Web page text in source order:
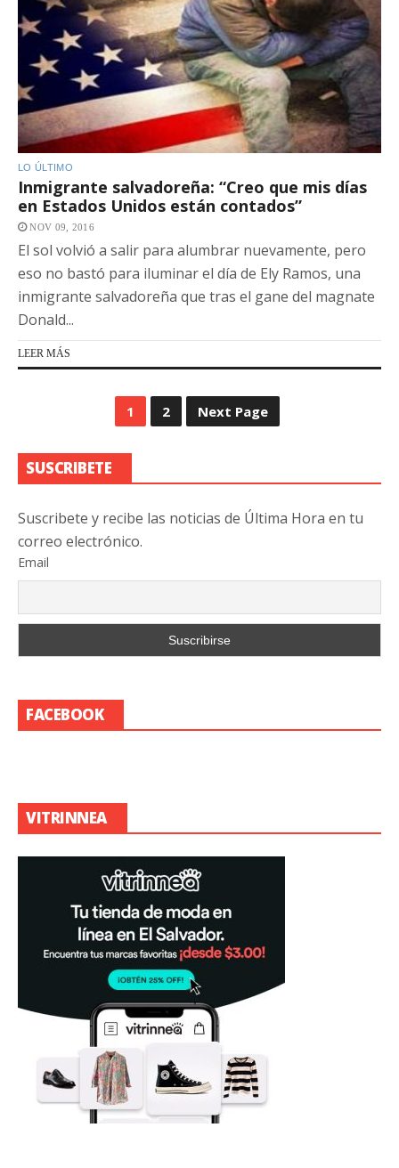
LO ÚLTIMO
Inmigrante salvadoreña: “Creo que mis días
en Estados Unidos están contados”
NOV 09, 2016
El sol volvió a salir para alumbrar nuevamente, pero
eso no bastó para iluminar el día de Ely Ramos, una
inmigrante salvadoreña que tras el gane del magnate
Donald...
LEER MÁS
1 2 Next Page
SUSCRIBETE
Suscribete y recibe las noticias de Última Hora en tu
correo electrónico.
Email
FACEBOOK
VITRINNEA